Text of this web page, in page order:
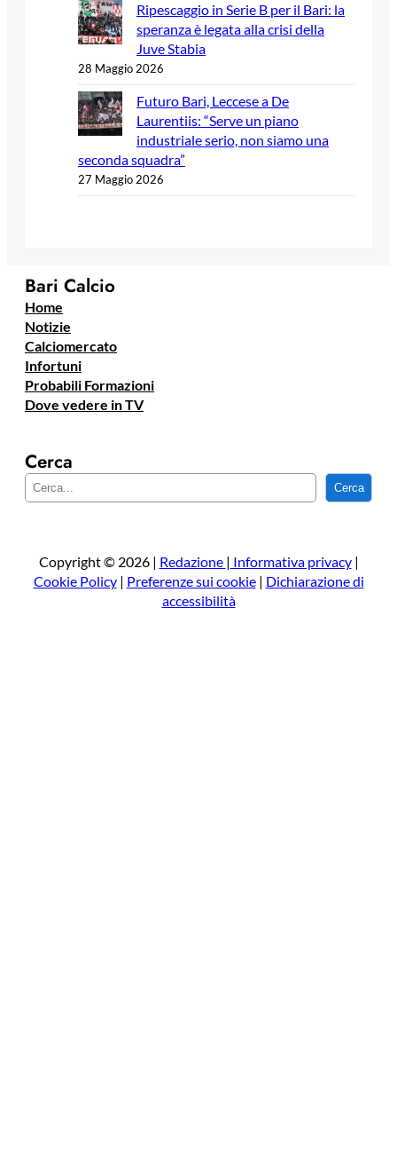
Ripescaggio in Serie B per il Bari: la
speranza è legata alla crisi della
Juve Stabia
28 Maggio 2026
Futuro Bari, Leccese a De
Laurentiis: “Serve un piano
industriale serio, non siamo una
seconda squadra”
27 Maggio 2026
Bari Calcio
Home
Notizie
Calciomercato
Infortuni
Probabili Formazioni
Dove vedere in TV
Cerca
e
a
Cerca
Copyright © 2026 | Redazione | Informativa privacy|
Cookie Policy| Preferenze sui cookie| Dichiarazione di
accessibilità